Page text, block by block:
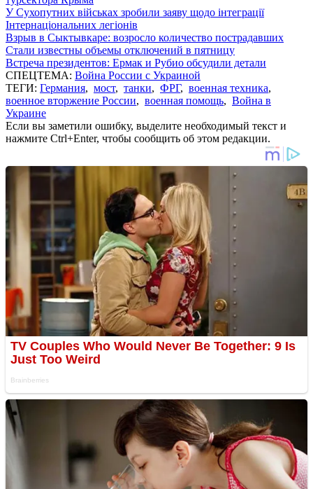
У Сухопутних військах зробили заяву щодо інтеграції
Інтернаціональних легіонів
Взрыв в Сыктывкаре: возросло количество пострадавших
Стали известны объемы отключений в пятницу
Встреча президентов: Ермак и Рубио обсудили детали
СПЕЦТЕМА: Война России с Украиной
ТЕГИ: Германия, мост, танки, ФРГ, военная техника,
военное вторжение России, военная помощь, Война в
Украине
Если вы заметили ошибку, выделите необходимый текст и
нажмите Ctrl+Enter, чтобы сообщить об этом редакции.